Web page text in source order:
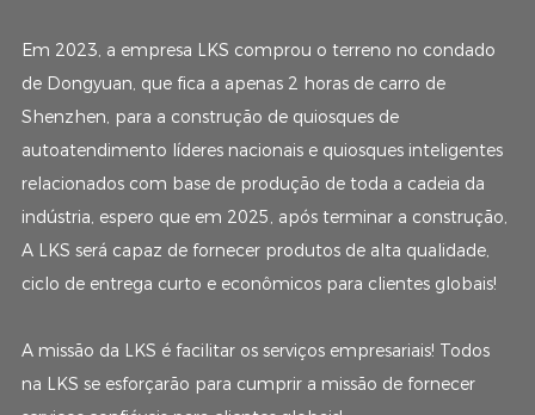
Em 2023, a empresa LKS comprou o terreno no condado
de Dongyuan, que fica a apenas 2 horas de carro de
Shenzhen, para a construção de quiosques de
autoatendimento líderes nacionais e quiosques inteligentes
relacionados com base de produção de toda a cadeia da
indústria, espero que em 2025, após terminar a construção,
A LKS será capaz de fornecer produtos de alta qualidade,
ciclo de entrega curto e econômicos para clientes globais!
A missão da LKS é facilitar os serviços empresariais! Todos
na LKS se esforçarão para cumprir a missão de fornecer